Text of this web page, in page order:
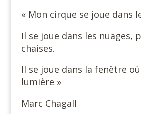
« Mon cirque se joue dans
Il se joue dans les nuages,
chaises.
Il se joue dans la fenêtre
lumière »
Marc Chagall